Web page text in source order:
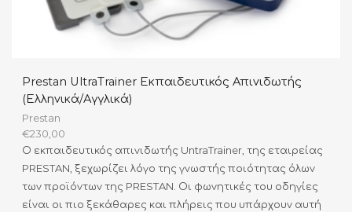
Prestan UltraTrainer Εκπαιδευτικός Απινιδωτής
(Ελληνικά/Αγγλικά)
Prestan
€230,00
Ο εκπαιδευτικός απινιδωτής UntraTrainer, της εταιρείας
PRESTAN, ξεχωρίζει λόγο της γνωστής ποιότητας όλων
των προϊόντων της PRESTAN. Οι φωνητικές του οδηγίες
είναι οι πιο ξεκάθαρες και πλήρεις που υπάρχουν αυτή